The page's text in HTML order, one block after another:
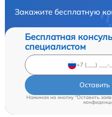
Закажите бесплатную
Бесплатная
специалистом
Нажимая на кнопку "Оставить